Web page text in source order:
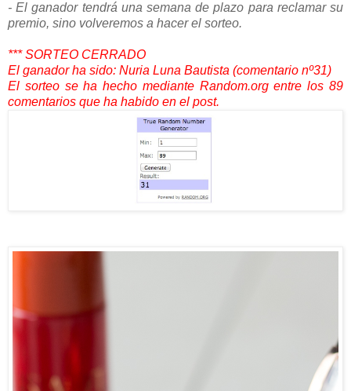
- El ganador tendrá una semana de plazo para reclamar su
premio, sino volveremos a hacer el sorteo.
*** SORTEO CERRADO
El ganador ha sido: Nuria Luna Bautista (comentario nº31)
El sorteo se ha hecho mediante Random.org entre los 89
comentarios que ha habido en el post.